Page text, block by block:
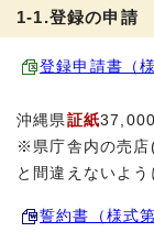
1-1.登録の申請
登録申請書（
沖縄県 証紙
※県庁舎内の売店
と間違えないよう
誓約書（様式